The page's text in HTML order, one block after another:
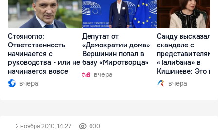
Стояногло:
Ответственность
начинается с
руководства - или не
начинается вовсе
вчера
Депутат от
«Демократии дома»
Вершинин попал в
базу «Миротворца»
вчера
Санду
скандале с
представителями
«Талибана» в
Кишиневе: Это
вчера
2 ноября 2010, 14:27 600